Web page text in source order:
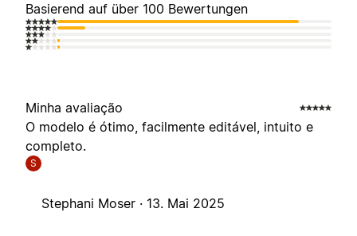
Basierend auf über 100 Bewertungen
Minha avaliação
O modelo é ótimo, facilmente editável, intuito e
completo.
S
Stephani Moser · 13. Mai 2025